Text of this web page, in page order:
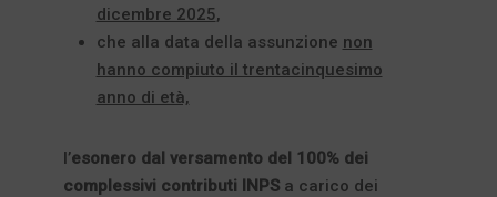
dicembre 2025,
che alla data della assunzione non
hanno compiuto il trentacinquesimo
anno di età,
l’esonero dal versamento del 100% dei
complessivi contributi INPS a carico dei